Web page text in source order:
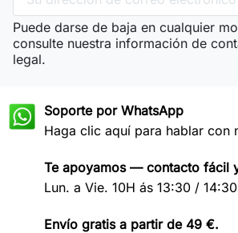
Puede darse de baja en cualquier
consulte nuestra información de
legal.
Soporte por WhatsApp
Haga clic aquí para hablar con
Te apoyamos — contacto fácil
Lun. a Vie. 10H ás 13:30 /
Envío gratis a partir de 49 €.